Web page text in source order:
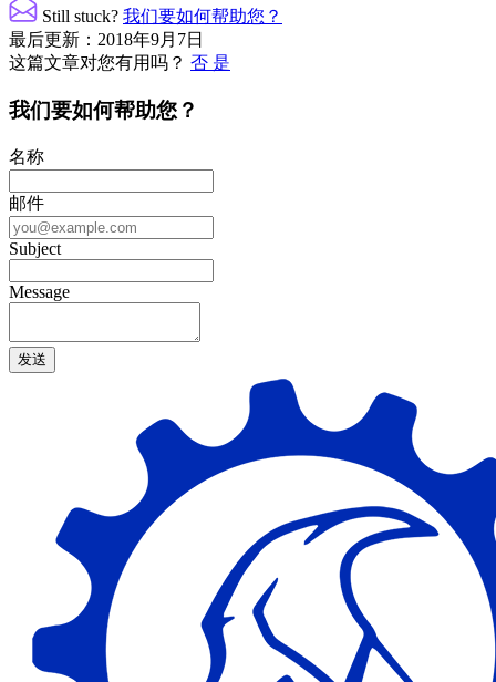
档
导
航
Still stuck? 我们要如何帮助您？
最后更新：2018年9月7日
这篇文章对您有用吗？ 否 是
我们要如何帮助您？
名称
邮件
Subject
Message